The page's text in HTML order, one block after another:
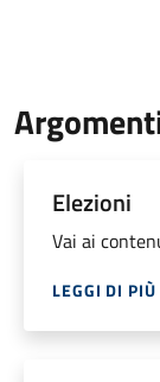
Elezioni
Vai ai
LEGGI DI PIÙ